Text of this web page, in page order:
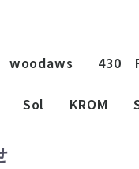
woodaws 430
Sol KROM